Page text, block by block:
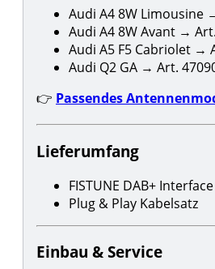
Audi A4 8W Limousine
Audi A4 8W Avant →
Audi A5 F5 Cabriolet →
Audi Q2 GA → Art.
👉 Passendes
Lieferumfang
FISTUNE DAB+ Interface
Plug & Play Kabelsatz
Einbau & Service